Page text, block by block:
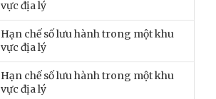
vực địa lý
Hạn chế số lưu hành trong một khu
vực địa lý
Hạn chế số lưu hành trong một khu
vực địa lý